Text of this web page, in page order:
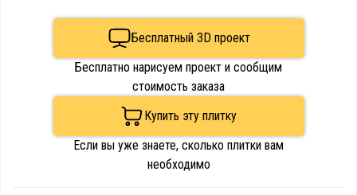
Бесплатный 3D проект
Бесплатно нарисуем проект и сообщим
стоимость заказа
Купить эту плитку
Если вы уже знаете, сколько плитки вам
необходимо